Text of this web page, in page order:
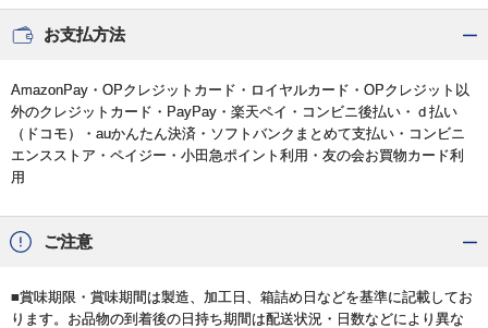
お支払方法
AmazonPay・OPクレジットカード・ロイヤルカード・OPクレジット以
外のクレジットカード・PayPay・楽天ペイ・コンビニ後払い・ｄ払い
（ドコモ）・auかんたん決済・ソフトバンクまとめて支払い・コンビニ
エンスストア・ペイジー・小田急ポイント利用・友の会お買物カード利
用
ご注意
■賞味期限・賞味期間は製造、加工日、箱詰め日などを基準に記載してお
ります。お品物の到着後の日持ち期間は配送状況・日数などにより異な